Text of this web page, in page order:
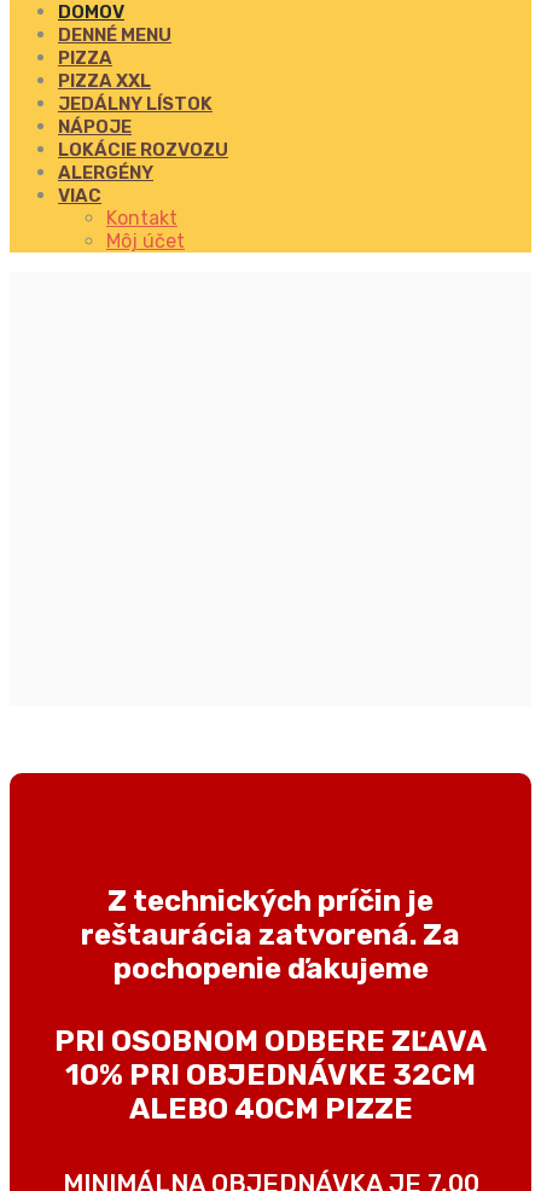
DOMOV
DENNÉ MENU
PIZZA
PIZZA XXL
JEDÁLNY LÍSTOK
NÁPOJE
LOKÁCIE ROZVOZU
ALERGÉNY
VIAC
Kontakt
Môj účet
Z technických príčin je
reštaurácia zatvorená. Za
pochopenie ďakujeme
PRI OSOBNOM ODBERE ZĽAVA
10% PRI OBJEDNÁVKE 32CM
ALEBO 40CM PIZZE
MINIMÁLNA OBJEDNÁVKA JE 7,00